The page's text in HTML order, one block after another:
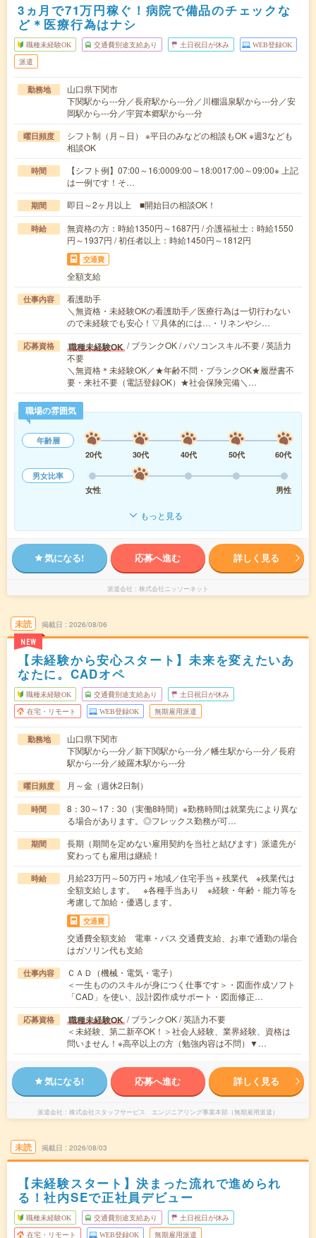
3ヵ月で71万円稼ぐ！病院で備品のチェックな
ど＊医療行為はナシ
職種未経験OK 交通費別途支給あり 土日祝日が休み WEB登録OK
派遣
勤務地
山口県下関市
下関駅から---分／長府駅から---分／川棚温泉駅から---分／安
岡駅から---分／宇賀本郷駅から---分
曜日頻度
シフト制（月～日） ※平日のみなどの相談もOK ※週3なども
相談OK
時間
【シフト例】07:00～16:0009:00～18:0017:00～09:00※ 上記
は一例です！そ…
期間 即日～2ヶ月以上 ■開始日の相談OK！
時給
無資格の方：時給1350円～1687円 / 介護福祉士：時給1550
円～1937円 / 初任者以上：時給1450円～1812円
交通費
全額支給
仕事内容
看護助手
＼無資格・未経験OKの看護助手／医療行為は一切行わない
ので未経験でも安心！▽具体的には…・リネンやシ…
応募資格 職種未経験OK / ブランクOK / パソコンスキル不要 / 英語力
不要
＼無資格＊未経験OK／★年齢不問・ブランクOK★履歴書不
要・来社不要（電話登録OK）★社会保険完備＼…
職場の雰囲気
年齢層
20代
30代 40代 50代
60代
男女比率
女性
男性
もっと見る
気になる! 応募へ進む 詳しく見る
派遣会社 株式会社ニッソーネット
未読
NEW
掲載日 2026/08/06
【未経験から安心スタート】未来を変えたいあ
なたに。CADオペ
職種未経験OK 交通費別途支給あり 土日祝日が休み
在宅・リモート WEB登録OK 無期雇用派遣
勤務地
山口県下関市
下関駅から---分／新下関駅から---分／幡生駅から---分／長府
駅から---分／綾羅木駅から---分
曜日頻度 月～金（週休2日制）
時間
8：30～17：30（実働8時間）※勤務時間は就業先により異な
る場合があります。◎フレックス勤務が可…
期間
長期（期間を定めない雇用契約を当社と結びます）派遣先が
変わっても雇用は継続！
時給
月給23万円～50万円＋地域／住宅手当＋残業代 ※残業代は
全額支給します。 ※各種手当あり ※経験・年齢・能力等を
考慮して加給・優遇します。
交通費
交通費全額支給 電車・バス 交通費支給、お車で通勤の場合
はガソリン代も支給
仕事内容
ＣＡＤ（機械・電気・電子）
＜一生もののスキルが身につく仕事です＞・図面作成ソフト
「CAD」を使い、設計図作成サポート・図面修正…
応募資格 職種未経験OK / ブランクOK / 英語力不要
＜未経験、第二新卒OK！＞社会人経験、業界経験、資格は
問いません！※高卒以上の方（勉強内容は不問）▼…
気になる! 応募へ進む 詳しく見る
派遣会社 株式会社スタッフサービス エンジニアリング事業本部（無期雇用派遣）
未読 掲載日 2026/08/03
【未経験スタート】決まった流れで進められ
る！社内SEで正社員デビュー
職種未経験OK 交通費別途支給あり 土日祝日が休み
在宅・リモート WEB登録OK 無期雇用派遣